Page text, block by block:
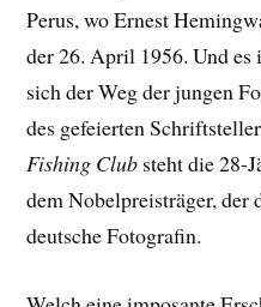
Perus, wo Ernest
der 26. April 1956. Und es
sich der Weg der jungen
des gefeierten
Fishing Club steht die 28-
dem Nobelpreisträger, der
deutsche Fotografin.